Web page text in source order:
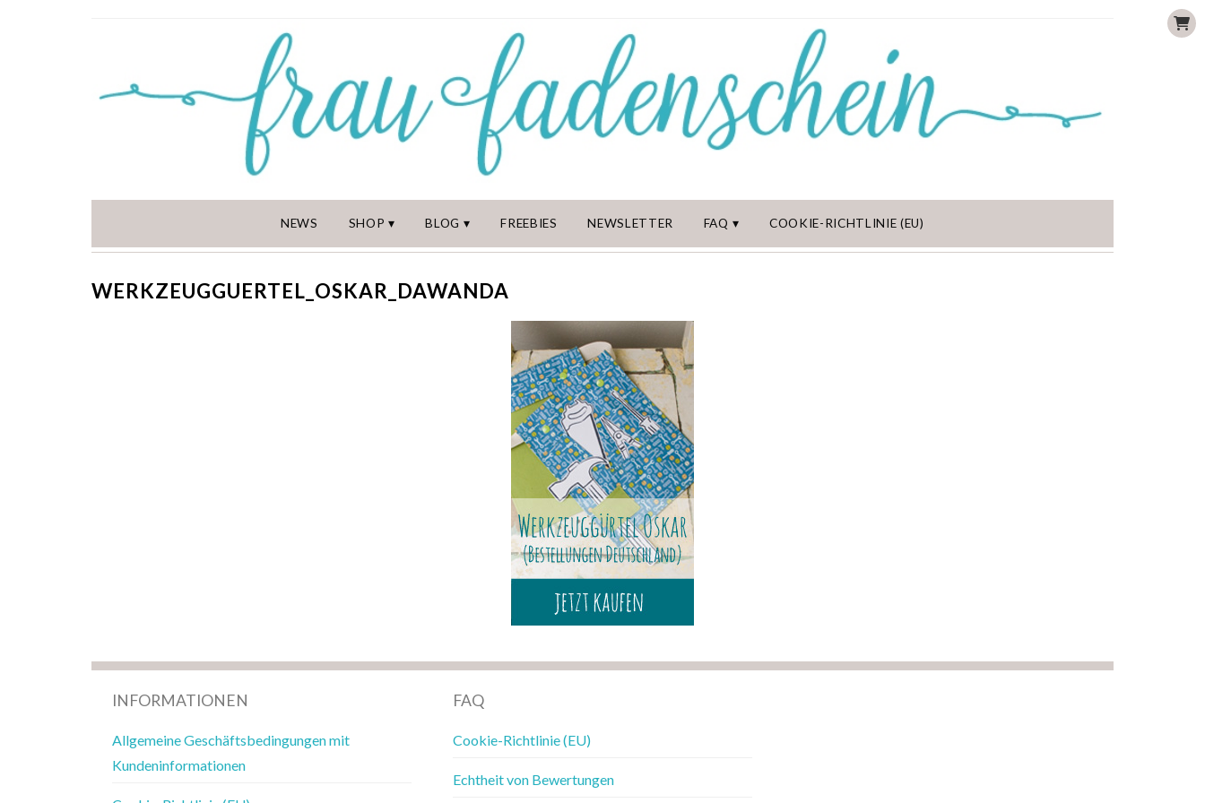
NEWS SHOP BLOG FREEBIES NEWSLETTER FAQ COOKIE-RICHTLINIE (EU)
WERKZEUGGUERTEL_OSKAR_DAWANDA
INFORMATIONEN
Allgemeine Geschäftsbedingungen mit
Kundeninformationen
FAQ
Cookie-Richtlinie (EU)
Echtheit von Bewertungen